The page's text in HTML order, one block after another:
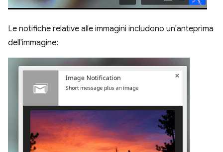
Le notifiche relative alle immagini includono un'anteprima
dell'immagine: